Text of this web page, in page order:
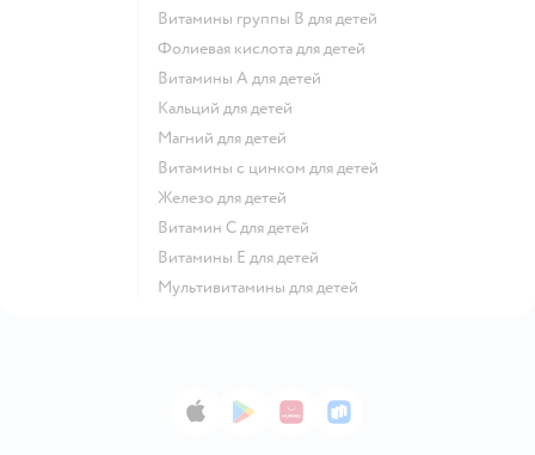
Витамины группы В для детей
Фолиевая кислота для детей
Витамины А для детей
Кальций для детей
Магний для детей
Витамины с цинком для детей
Железо для детей
Витамин С для детей
Витамины Е для детей
Мультивитамины для детей
App StoreGoogle Play
AppGallery
RuStore